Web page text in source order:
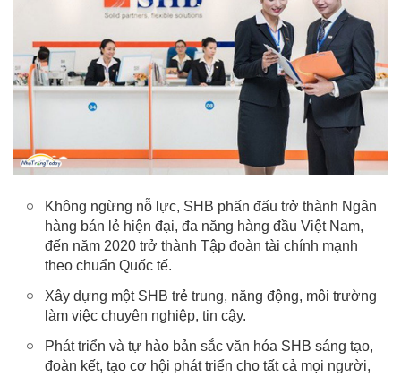
Không ngừng nỗ lực, SHB phấn đấu trở thành Ngân
hàng bán lẻ hiện đại, đa năng hàng đầu Việt Nam,
đến năm 2020 trở thành Tập đoàn tài chính mạnh
theo chuẩn Quốc tế.
Xây dựng một SHB trẻ trung, năng động, môi trường
làm việc chuyên nghiệp, tin cậy.
Phát triển và tự hào bản sắc văn hóa SHB sáng tạo,
đoàn kết, tạo cơ hội phát triển cho tất cả mọi người,